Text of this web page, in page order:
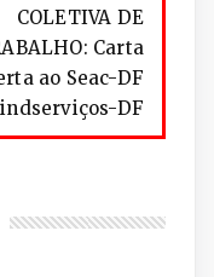
COLETIVA DE
Carta
ao Seac-DF
DF